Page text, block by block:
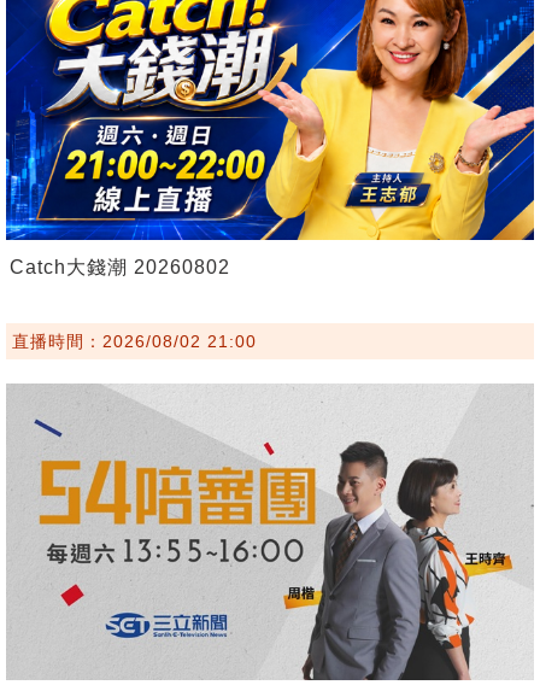
Catch大錢潮 20260802
直播時間：2026/08/02 21:00